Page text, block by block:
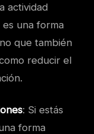
actividad
una forma
que también
reducir el
: Si estás
forma